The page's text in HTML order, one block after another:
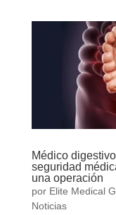
Médico
seguridad
una operación
por Elite Medical
Noticias